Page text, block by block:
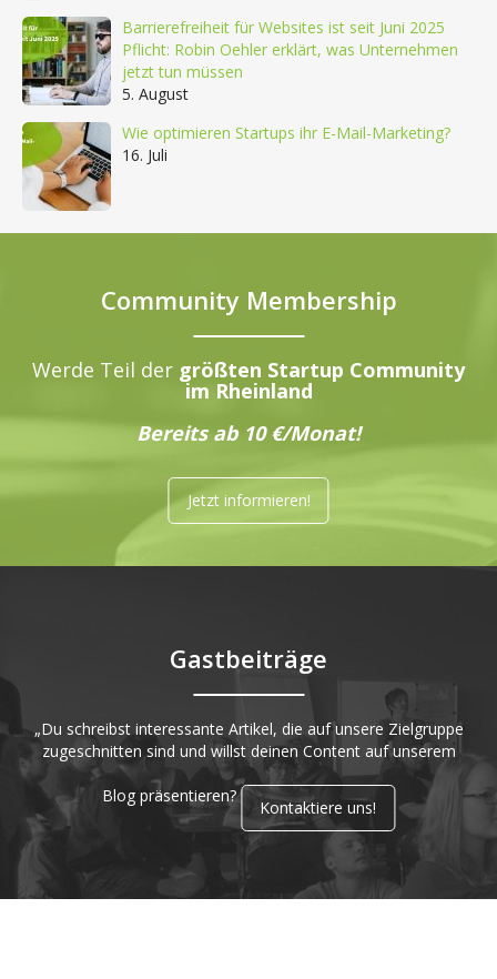
Barrierefreiheit für Websites ist seit Juni 2025
Pflicht: Robin Oehler erklärt, was Unternehmen
jetzt tun müssen
5. August
Wie optimieren Startups ihr E-Mail-Marketing?
16. Juli
Community Membership
Werde Teil der größten Startup Community
im Rheinland
Bereits ab 10 €/Monat!
Jetzt informieren!
Gastbeiträge
„Du schreibst interessante Artikel, die auf unsere Zielgruppe
zugeschnitten sind und willst deinen Content auf unserem
Blog präsentieren?
Kontaktiere uns!